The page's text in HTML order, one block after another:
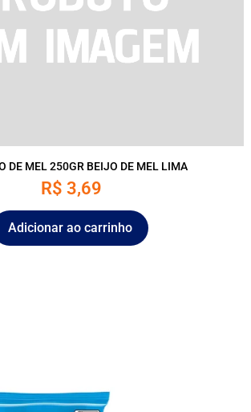
DE MEL 250GR BEIJO DE MEL LIMA
R$ 3,69
Adicionar ao carrinho